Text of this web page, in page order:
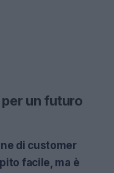
un futuro
di customer
facile, ma è